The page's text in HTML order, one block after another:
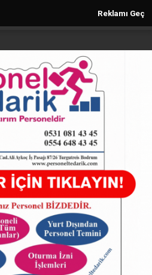
Reklamı Geç
GAZETEMİZE
ZİYARET
25.01.2025 - 23:00
kez okundu.
ANLAMLI
ABONE OL